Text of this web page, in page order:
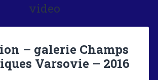
video
– galerie Champs
Varsovie – 2016